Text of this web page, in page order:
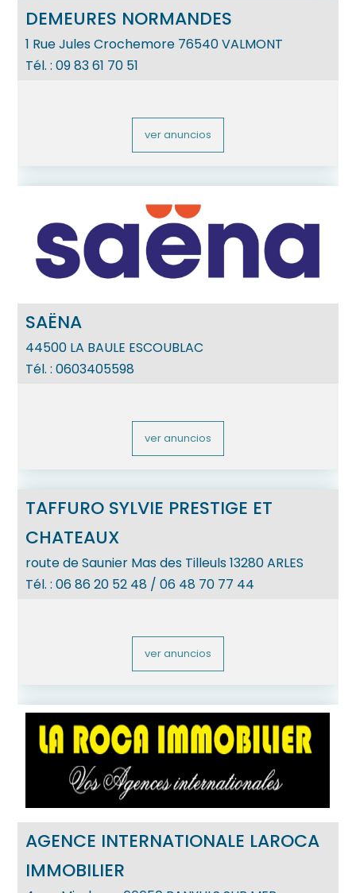
DEMEURES NORMANDES
1 Rue Jules Crochemore 76540VALMONT
Tél. :09 83 61 70 51
ver anuncios
SAËNA
44500 LA BAULE ESCOUBLAC
Tél. :0603405598
ver anuncios
TAFFURO SYLVIE PRESTIGE ET
CHATEAUX
route de Saunier Mas des Tilleuls13280ARLES
Tél. :06 86 20 52 48 / 06 48 70 77 44
ver anuncios
AGENCE INTERNATIONALE LAROCA
IMMOBILIER